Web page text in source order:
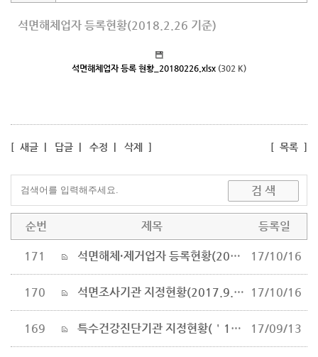
석면해체업자 등록현황(2018.2.26 기준)
석면해체업자 등록 현황_20180226.xlsx(302 K)
[ 새글| 답글| 수정 삭제 ] [ 목록]
순번 제목 등록일
171 석면해체·제거업자 등록현황(2017.9.28. 기준) 17/10/16
170 석면조사기관 지정현황(2017.9.27.기준) 17/10/16
169 특수건강진단기관 지정현황(＇17.7.11) 17/09/13